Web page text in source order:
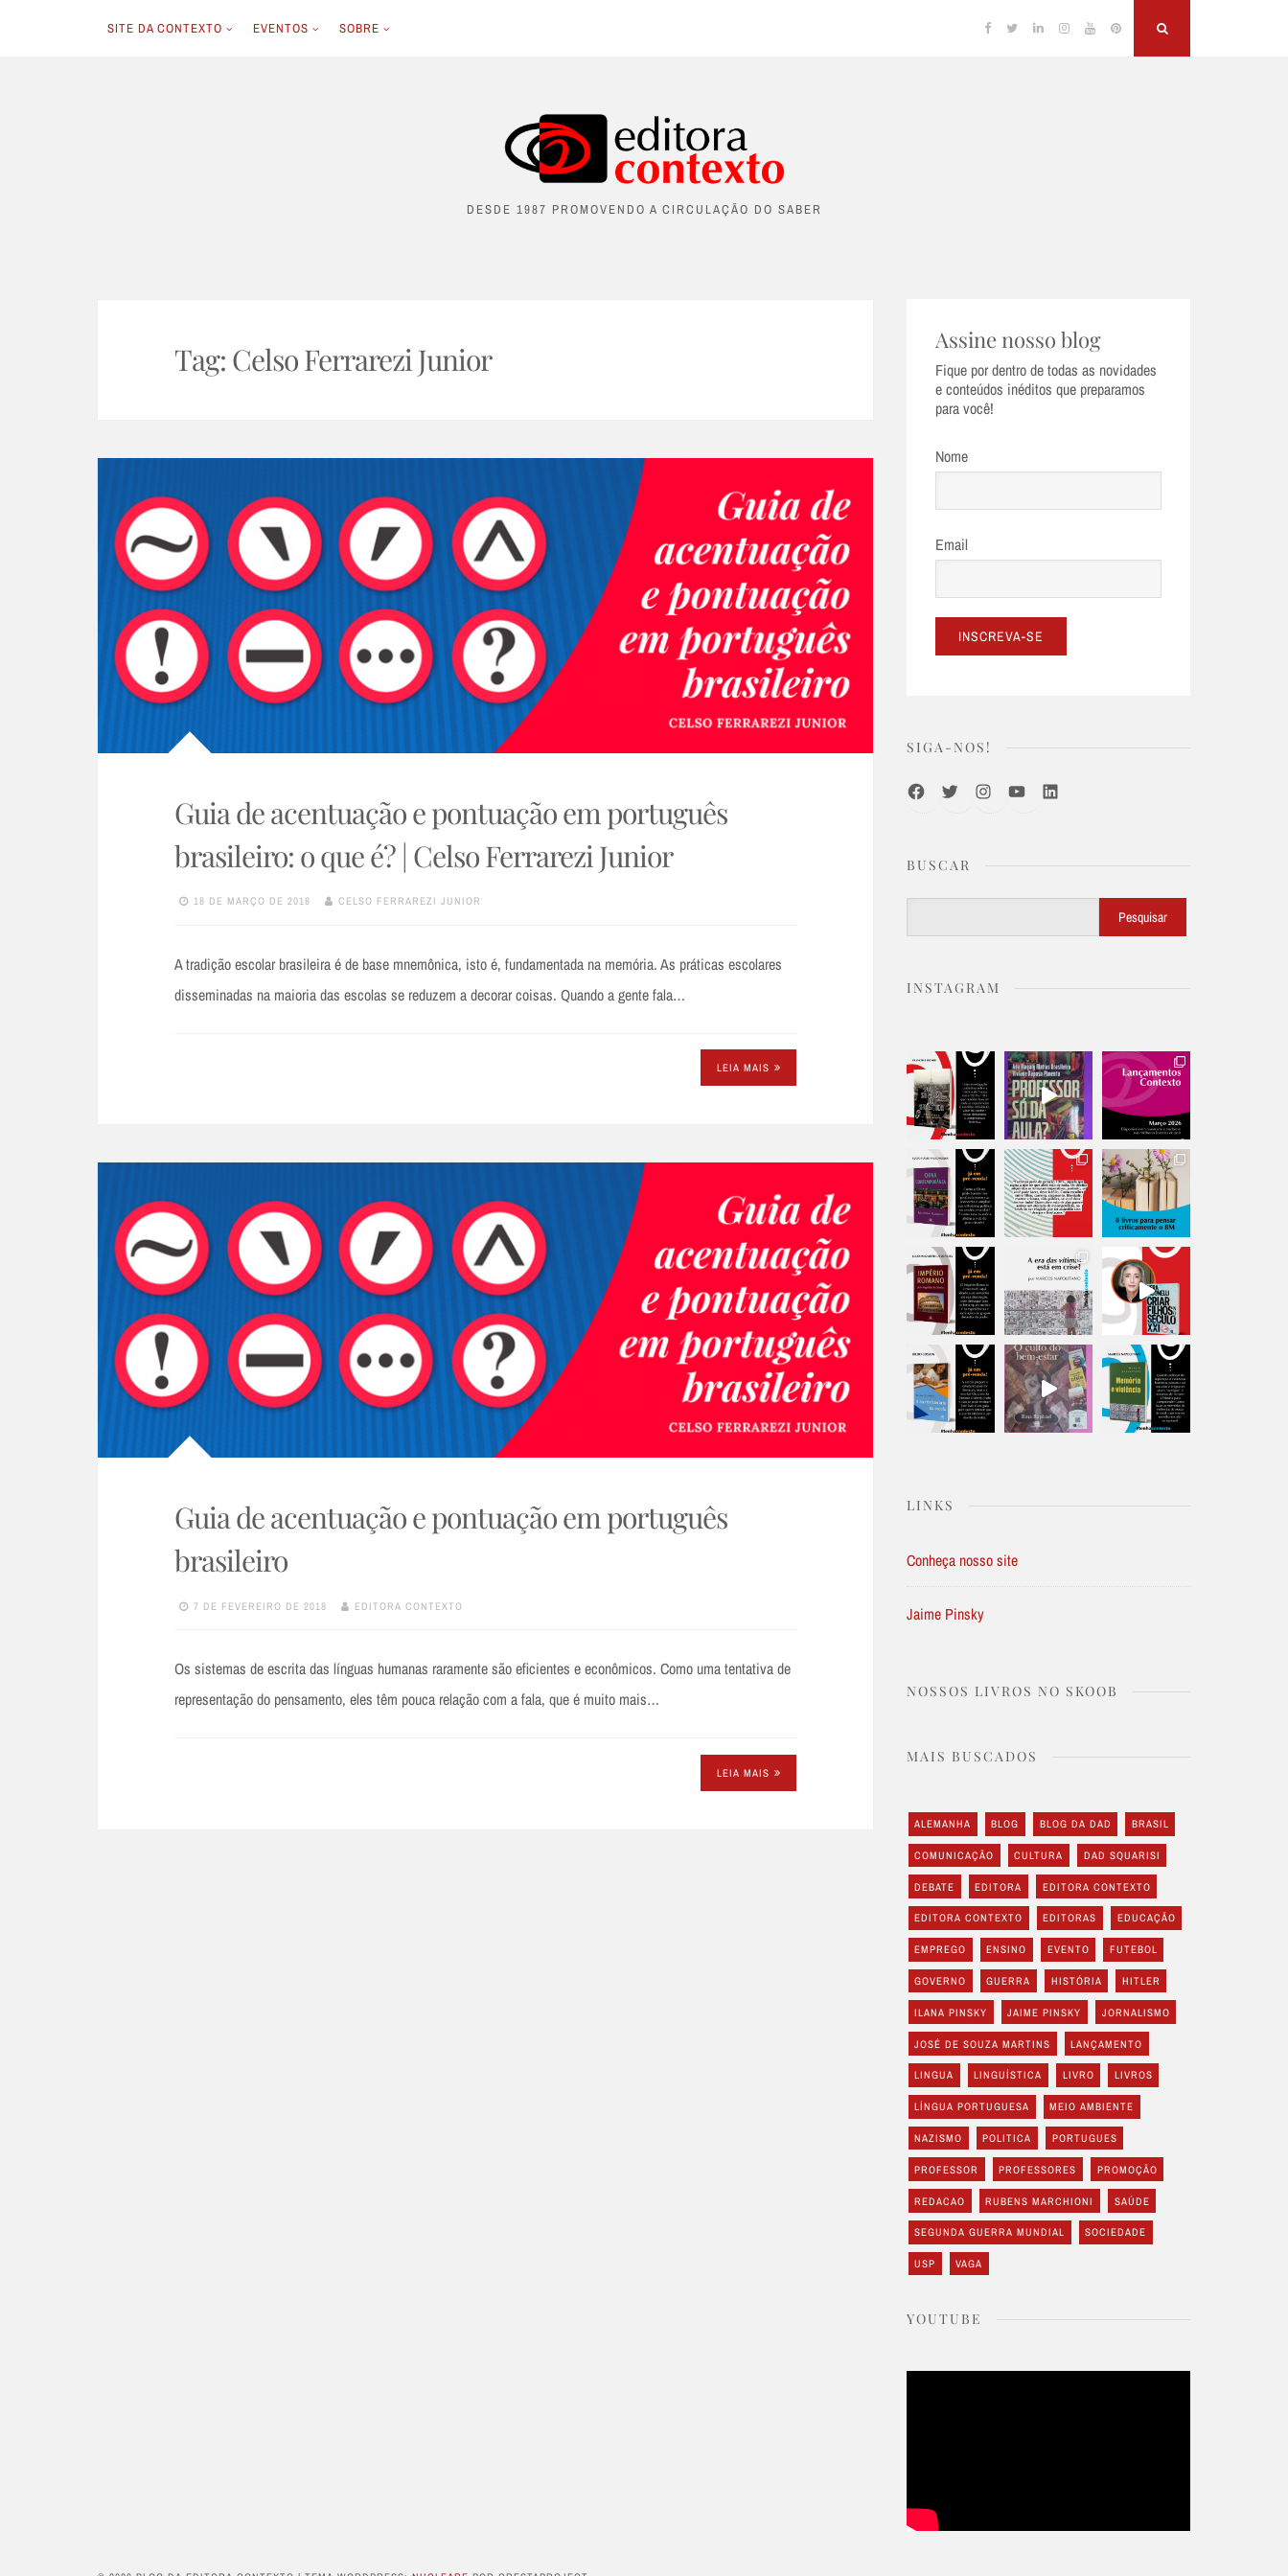
SITE DA CONTEXTO EVENTOS SOBRE Facebook
TwitterLinkedinInstagram
YouTubePinterest
DESDE 1987 PROMOVENDO A CIRCULAÇÃO DO SABER
Tag: Celso Ferrarezi Junior
Guia de acentuação e pontuação em português
brasileiro: o que é? | Celso Ferrarezi Junior
18 DE MARÇO DE 2018 CELSO FERRAREZI JUNIOR
A tradição escolar brasileira é de base mnemônica, isto é, fundamentada na memória. As práticas escolares
disseminadas na maioria das escolas se reduzem a decorar coisas. Quando a gente fala…
LEIA MAIS
Guia de acentuação e pontuação em português
brasileiro
7 DE FEVEREIRO DE 2018 EDITORA CONTEXTO
Os sistemas de escrita das línguas humanas raramente são eficientes e econômicos. Como uma tentativa de
representação do pensamento, eles têm pouca relação com a fala, que é muito mais…
LEIA MAIS
Assine nosso blog
Fique por dentro de todas as novidades
e conteúdos inéditos que preparamos
para você!
Nome
Email
SIGA-NOS!
FacebookTwitterInstagramYoutubeLinkedIn
BUSCAR
Pesquisar
INSTAGRAM
LINKS
Conheça nosso site
Jaime Pinsky
NOSSOS LIVROS NO SKOOB
MAIS BUSCADOS
ALEMANHA BLOG BLOG DA DAD BRASIL
COMUNICAÇÃO CULTURA DAD SQUARISI
DEBATE EDITORA EDITORA CONTEXTO
EDITORA CONTEXTO EDITORAS EDUCAÇÃO
EMPREGO ENSINO EVENTO FUTEBOL
GOVERNO GUERRA HISTÓRIA HITLER
ILANA PINSKY JAIME PINSKY JORNALISMO
JOSÉ DE SOUZA MARTINS LANÇAMENTO
LINGUA LINGUÍSTICA LIVRO LIVROS
LÍNGUA PORTUGUESA MEIO AMBIENTE
NAZISMO POLITICA PORTUGUES
PROFESSOR PROFESSORES PROMOÇÃO
REDACAO RUBENS MARCHIONI SAÚDE
SEGUNDA GUERRA MUNDIAL SOCIEDADE
USP VAGA
YOUTUBE